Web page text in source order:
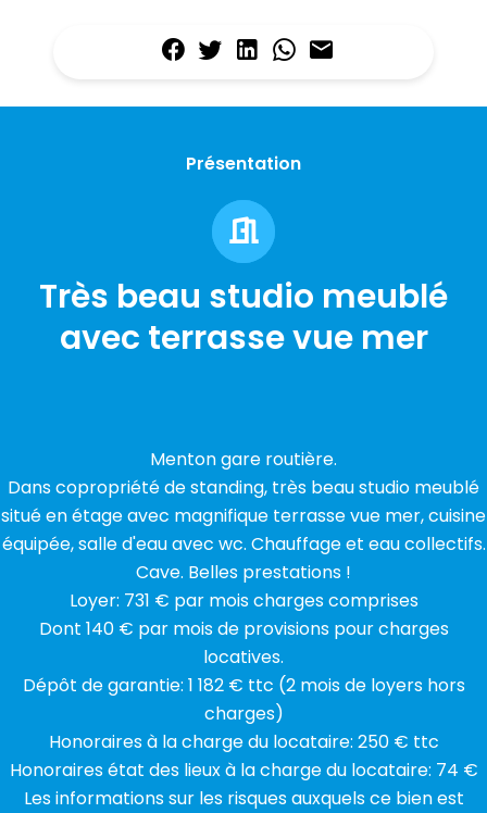
Présentation
Très beau studio meublé
avec terrasse vue mer
Menton gare routière.
Dans copropriété de standing, très beau studio meublé
situé en étage avec magnifique terrasse vue mer, cuisine
équipée, salle d'eau avec wc. Chauffage et eau collectifs.
Cave. Belles prestations !
Loyer: 731 € par mois charges comprises
Dont 140 € par mois de provisions pour charges
locatives.
Dépôt de garantie: 1 182 € ttc (2 mois de loyers hors
charges)
Honoraires à la charge du locataire: 250 € ttc
Honoraires état des lieux à la charge du locataire: 74 €
Les informations sur les risques auxquels ce bien est